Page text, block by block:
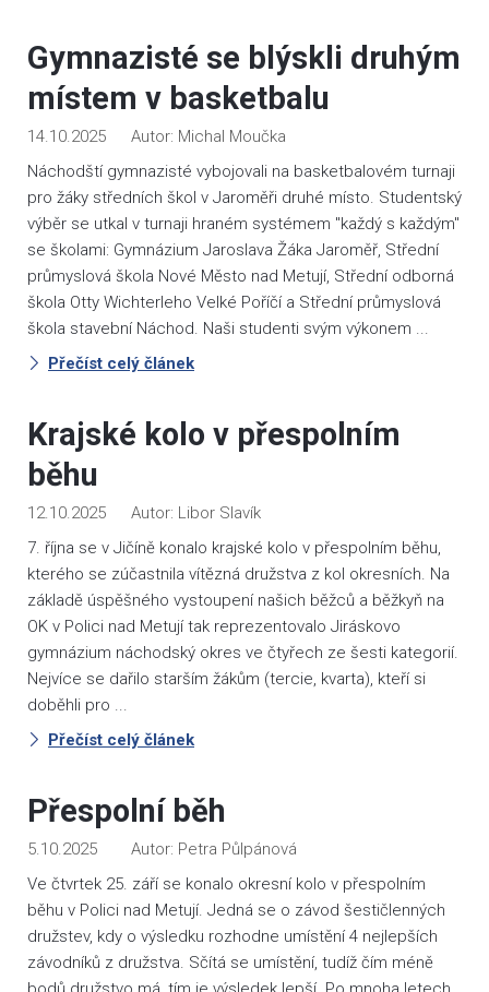
Gymnazisté se blýskli druhým
místem v basketbalu
14.10.2025
Michal Moučka
Náchodští gymnazisté vybojovali na basketbalovém turnaji
pro žáky středních škol v Jaroměři druhé místo. Studentský
výběr se utkal v turnaji hraném systémem "každý s každým"
se školami: Gymnázium Jaroslava Žáka Jaroměř, Střední
průmyslová škola Nové Město nad Metují, Střední odborná
škola Otty Wichterleho Velké Poříčí a Střední průmyslová
škola stavební Náchod. Naši studenti svým výkonem ...
Přečíst celý článek
Krajské kolo v přespolním
běhu
12.10.2025
Libor Slavík
7. října se v Jičíně konalo krajské kolo v přespolním běhu,
kterého se zúčastnila vítězná družstva z kol okresních. Na
základě úspěšného vystoupení našich běžců a běžkyň na
OK v Polici nad Metují tak reprezentovalo Jiráskovo
gymnázium náchodský okres ve čtyřech ze šesti kategorií.
Nejvíce se dařilo starším žákům (tercie, kvarta), kteří si
doběhli pro ...
Přečíst celý článek
Přespolní běh
5.10.2025
Petra Půlpánová
Ve čtvrtek 25. září se konalo okresní kolo v přespolním
běhu v Polici nad Metují. Jedná se o závod šestičlenných
družstev, kdy o výsledku rozhodne umístění 4 nejlepších
závodníků z družstva. Sčítá se umístění, tudíž čím méně